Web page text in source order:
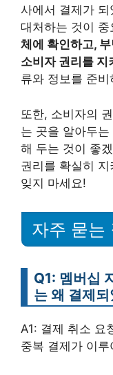
사에서 결제가
대처하는 것이 중
체에 확인하고,
소비자 권리를 지
류와 정보를 준
또한, 소비자의
는 곳을 알아두
해 두는 것이 좋
권리를 확실히
잊지 마세요!
자주 묻는
Q1: 멤버십
는 왜 결제
A1: 결제 취소 요
중복 결제가 이